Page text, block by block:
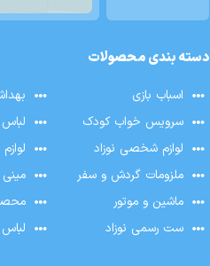
دسته بندی محصولات
اسباب بازی
سرویس خواب کودک
لوازم شخصی نوزاد
ملزومات گردش و سفر
ماشین و موتور
ست رسمی نوزاد